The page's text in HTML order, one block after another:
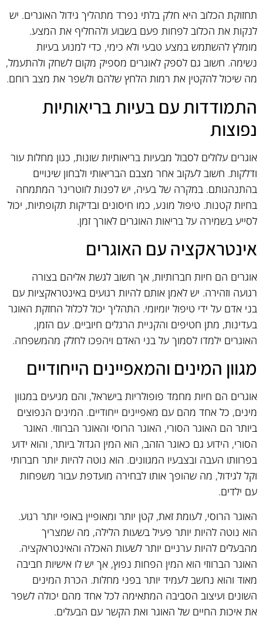
תחזוקת הכלוב היא חלק בלתי נפרד מתהליך גידול האוגרים. יש
לנקות את הכלוב לפחות פעם בשבוע ולהחליף את המצע.
מומלץ להשתמש במצע טבעי ולא כימי, כדי למנוע בעיות
נשימה. חשוב גם לספק לאוגרים מספיק מקום לשחק ולהתעמל,
מה שיכול להקטין את רמות הלחץ שלהם ולשפר את מצב רוחם.
התמודדות עם בעיות בריאותיות
נפוצות
אוגרים עלולים לסבול מבעיות בריאותיות שונות, כגון מחלות עור
ודלקות. חשוב לעקוב אחר מצבם הבריאותי ולבחון שינויים
בהתנהגותם. במקרה של בעיה, יש לפנות לווטרינר המתמחה
בחיות קטנות. טיפול מונע, כמו חיסונים ובדיקות תקופתיות, יכול
לסייע בשמירה על בריאות האוגרים לאורך זמן.
אינטראקציה עם האוגרים
אוגרים הם חיות חברותיות, אך חשוב לגשת אליהם בצורה
רגועה וזהירה. יש לאמן אותם להיות רגועים באינטראקציות עם
בני אדם על ידי טיפול יומיומי. התהליך יכול לכלול החזקת האוגר
בעדינות, מתן חטיפים והקניית הרגלים חיוביים. עם הזמן,
האוגרים ילמדו לסמוך על בני האדם ויהפכו לחלק מהמשפחה.
מגוון המינים והמאפיינים הייחודיים
אוגרים הם חיות מחמד פופולריות בישראל, והם מגיעים במגוון
מינים, כל אחד מהם עם מאפיינים ייחודיים. המינים הנפוצים
ביותר הם האוגר הסורי, האוגר הרוסי והאוגר הברווזי. האוגר
הסורי, הידוע גם כאוגר הזהב, הוא המין הגדול ביותר, והוא ידוע
בפרוותו העבה ובצבעיו המגוונים. הוא נוטה להיות יותר חברותי
וקל לגידול, מה שהופך אותו לבחירה מועדפת עבור משפחות
עם ילדים.
האוגר הרוסי, לעומת זאת, קטן יותר ומאופיין באופי יותר רגוע.
הוא נוטה להיות יותר פעיל בשעות הלילה, מה שמצריך
מהבעלים להיות ערניים יותר לשעות האכלה והאינטראקציה.
האוגר הברווזי הוא המין הפחות נפוץ, אך יש לו אישיות חביבה
מאוד והוא נחשב לעמיד יותר בפני מחלות. הכרת המינים
השונים ועיצוב הסביבה המתאימה לכל אחד מהם יכולה לשפר
את איכות החיים של האוגר ואת הקשר עם הבעלים.